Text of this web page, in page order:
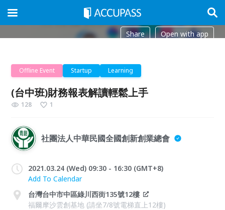
Share Open with app
Offline Event Startup Learning
(台中班)財務報表解讀輕鬆上手
128 1
社團法人中華民國全國創新創業總會
2021.03.24 (Wed) 09:30 - 16:30 (GMT+8)
Add To Calendar
台灣台中市中區綠川西街135號12樓
福爾摩沙雲創基地 (請坐7/8號電梯直上12樓)